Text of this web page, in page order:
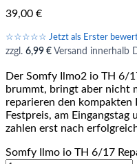
39,00 €
☆☆☆☆☆ Jetzt als Erster
zzgl. 6,99 € Versand innerhalb
Der Somfy Ilmo2 io TH 6/
brummt, bringt aber nicht
reparieren den kompakten
Festpreis, am
zahlen erst nach
Somfy Ilmo io TH 6/17